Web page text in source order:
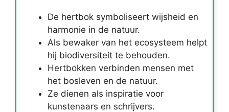
De hertbok symboliseert wijsheid en
harmonie in de natuur.
Als bewaker van het ecosysteem helpt
hij biodiversiteit te behouden.
Hertbokken verbinden mensen met
het bosleven en de natuur.
Ze dienen als inspiratie voor
kunstenaars en schrijvers.